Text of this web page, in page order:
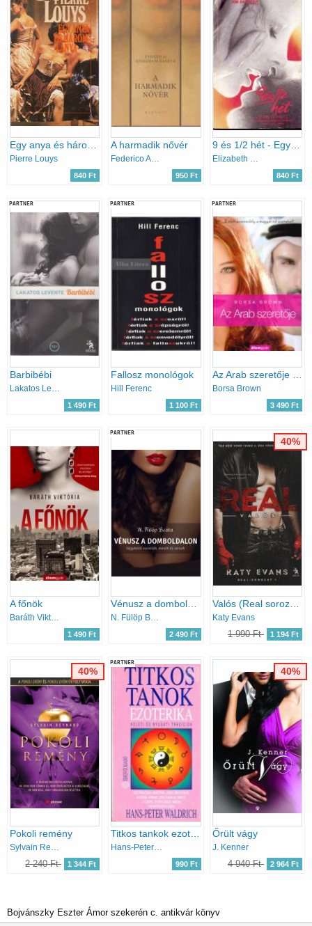
Pierre Louys
840 Ft
A harmadik nővér
Federico Andahazi
950 Ft
9 és 1/2 hét - Egy szerelmi kapcsolat emléke
Elizabeth McNeill
840 Ft
PARTNER
Barbibébi
1 490 Ft
PARTNER
Fallosz monológok
Hill Ferenc
1 100 Ft
PARTNER
Borsa Brown
3 490 Ft
A főnök
Baráth Viktória
1 490 Ft
PARTNER
Vénusz a domboldalon
N. Fülöp Beáta
2 490 Ft
Valós (Real sorozat 1.)
Katy Evans
1 990 Ft 1 194 Ft
40%
Pokoli remény
Sylvain Reynard
2 240 Ft 1 344 Ft
40%
PARTNER
Hans-Peter Waldrick
990 Ft
Őrült vágy
J. Kenner
4 940 Ft 2 964 Ft
40%
Bojvánszky Eszter Ámor szekerén c. antikvár könyv